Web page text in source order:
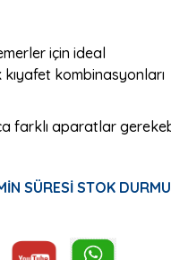
için ideal
kıyafet kombinasyonları
farklı aparatlar
SÜRESİ STOK